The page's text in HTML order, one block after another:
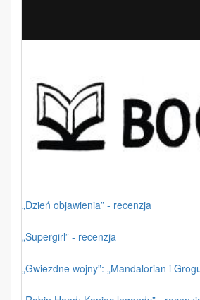
„Dzień objawienia” - recenzja
„Supergirl” - recenzja
„Gwiezdne wojny”: „Mandalorian i